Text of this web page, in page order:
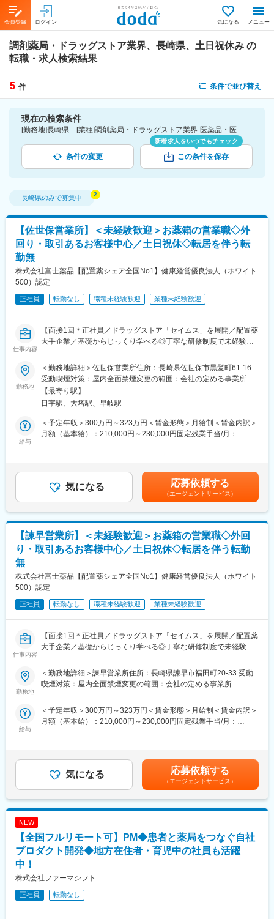
会員登録 ログイン 気になる メニュー
調剤薬局・ドラッグストア業界、長崎県、土日祝休み の
転職・求人検索結果
5 件 条件で並び替え
現在の検索条件
[勤務地]長崎県 [業種]調剤薬局・ドラッグストア業界-医薬品・医療機器・ライフサイエンス・医療系サービス [詳細条件](休日・働き方)土日祝休み
条件の変更
新着求人をいつでもチェック
この条件を保存
長崎県のみで募集中
【佐世保営業所】＜未経験歓迎＞お薬箱の営業職◇外
回り・取引あるお客様中心／土日祝休◇転居を伴う転
勤無
株式会社富士薬品【配置薬シェア全国No1】健康経営優良法人（ホワイト
500）認定
正社員 転勤なし 職種未経験歓迎 業種未経験歓迎
仕事内容
【面接1回＊正社員／ドラッグストア「セイムス」を展開／配置薬
大手企業／基礎からじっくり学べる◎丁寧な研修制度で未経験の
■職務内容：
担当エリアのお客様（個人宅や企業）へ訪問し、配置薬（お薬
箱）や健康食品の提案をお任せします。
※既に、取引のあるお客様先を訪問するスタイルです。
＜仕事の流れ＞
たり20～30分程度）
・健康相談、新商品・サービスのご提案 など
※一部、新たに配置薬を置いていただくお客様への訪問がありま
└配置薬は無料でおけるので、お客様も抵抗なく置いてくれる製
品です。
■未経験の方も安心◎充実した研修制度：
・入社2週間～1カ月 ： 先輩社員に同行し、仕事の流れを学びま
す。「会話のコツ」や「商品のご案内方法」といった実践的なス
・入社1カ月以降 ： 慣れてきたら独り立ち。既存のお客様をメイ
ンに訪問します。
＜専門資格を取得できる＞
・入社後は、医薬品販売の専門知識を身につけるために、登録販
さい。
・資格取得後は、資格手当として給与にも反映されます。
・転居を伴う転勤はありません
を聞くことで、お客様と信頼関係を築き、お客様の健康管理に貢
献することができます。
・「この薬すごく効き目があって良かったよ。」「こないだのリ
勤務地
＜勤務地詳細＞佐世保営業所住所：長崎県佐世保市黒髪町61-16
受動喫煙対策：屋内全面禁煙変更の範囲：会社の定める事業所
【最寄り駅】
日宇駅、大塔駅、早岐駅
給与
＜予定年収＞300万円～323万円＜賃金形態＞月給制＜賃金内訳＞
月額（基本給）：210,000円～230,000円固定残業手当/月：
年収は当社規定に基づき、年齢や経験に応じて決定します。・昇
給：年1回（4月）＜モデル給与＞※入社3年目平均基本給＋各種手
当＋業績連動給→総支給月額344,141円※業績連動給：月の予算達
成や売り上げに対して支払われます。賃金はあくまでも目安の金
額であり、選考を通じて上下する可能性があります。月給(月額)は
固定手当を含めた表記です。
気になる 応募依頼する
（エージェントサービス）
【諫早営業所】＜未経験歓迎＞お薬箱の営業職◇外回
り・取引あるお客様中心／土日祝休◇転居を伴う転勤
無
株式会社富士薬品【配置薬シェア全国No1】健康経営優良法人（ホワイト
500）認定
正社員 転勤なし 職種未経験歓迎 業種未経験歓迎
仕事内容
【面接1回＊正社員／ドラッグストア「セイムス」を展開／配置薬
大手企業／基礎からじっくり学べる◎丁寧な研修制度で未経験の
■職務内容：
※既に、取引のあるお客様先を訪問するスタイルです。
※社用車（軽自動車）に乗ってお客様宅へ訪問をします。（1件あ
たり20～30分程度）
・配置薬や健康食品の期限管理
・使った分の配置薬を補充
・健康相談、新商品・サービスのご提案 など
※一部、新たに配置薬を置いていただくお客様への訪問がありま
└配置薬は無料でおけるので、お客様も抵抗なく置いてくれる製
品です。
■未経験の方も安心◎充実した研修制度：
勤務地
＜勤務地詳細＞諫早営業所住所：長崎県諌早市福田町20-33 受動
喫煙対策：屋内全面禁煙変更の範囲：会社の定める事業所
給与
＜予定年収＞300万円～323万円＜賃金形態＞月給制＜賃金内訳＞
月額（基本給）：210,000円～230,000円固定残業手当/月：
年収は当社規定に基づき、年齢や経験に応じて決定します。・昇
給：年1回（4月）＜モデル給与＞※入社3年目平均基本給＋各種手
当＋業績連動給→総支給月額344,141円※業績連動給：月の予算達
成や売り上げに対して支払われます。賃金はあくまでも目安の金
額であり、選考を通じて上下する可能性があります。月給(月額)は
気になる 応募依頼する
（エージェントサービス）
NEW
【全国フルリモート可】PM◆患者と薬局をつなぐ自社
プロダクト開発◆地方在住者・育児中の社員も活躍
中！
株式会社ファーマシフト
正社員 転勤なし